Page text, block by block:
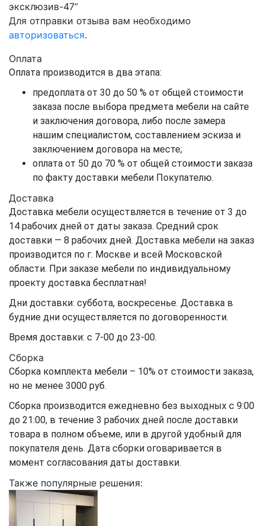
эксклюзив-47”
Для отправки отзыва вам необходимо
авторизоваться.
Оплата
Оплата производится в два этапа:
предоплата от 30 до 50 % от общей стоимости
заказа после выбора предмета мебели на сайте
и заключения договора, либо после замера
нашим специалистом, составлением эскиза и
заключением договора на месте;
оплата от 50 до 70 % от общей стоимости заказа
по факту доставки мебели Покупателю.
Доставка
Доставка мебели осуществляется в течение от 3 до
14 рабочих дней от даты заказа. Средний срок
доставки — 8 рабочих дней. Доставка мебели на заказ
производится по г. Москве и всей Московской
области. При заказе мебели по индивидуальному
проекту доставка бесплатная!
Дни доставки: суббота, воскресенье. Доставка в
будние дни осуществляется по договоренности.
Время доставки: с 7-00 до 23-00.
Сборка
Сборка комплекта мебели – 10% от стоимости заказа,
но не менее 3000 руб.
Сборка производится ежедневно без выходных с 9:00
до 21:00, в течение 3 рабочих дней после доставки
товара в полном объеме, или в другой удобный для
покупателя день. Дата сборки оговаривается в
момент согласования даты доставки.
Также популярные решения: